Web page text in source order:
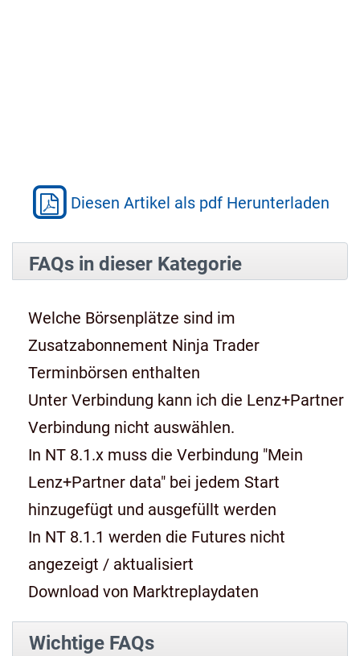
Diesen Artikel als pdf Herunterladen
FAQs in dieser Kategorie
Welche Börsenplätze sind im
Zusatzabonnement Ninja Trader
Terminbörsen enthalten
Unter Verbindung kann ich die Lenz+Partner
Verbindung nicht auswählen.
In NT 8.1.x muss die Verbindung "Mein
Lenz+Partner data" bei jedem Start
hinzugefügt und ausgefüllt werden
In NT 8.1.1 werden die Futures nicht
angezeigt / aktualisiert
Download von Marktreplaydaten
Wichtige FAQs